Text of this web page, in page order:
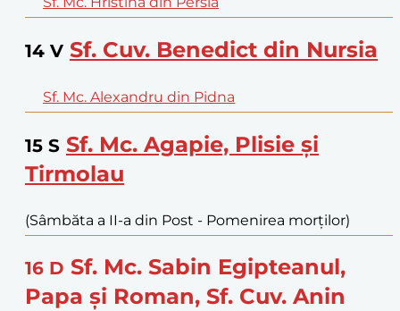
14 V Sf. Cuv. Benedict din Nursia
Sf. Mc. Alexandru din Pidna
15 S Sf. Mc. Agapie, Plisie şi
Tirmolau
(Sâmbăta a II-a din Post - Pomenirea morţilor)
16 D Sf. Mc. Sabin Egipteanul,
Papa şi Roman, Sf. Cuv. Anin